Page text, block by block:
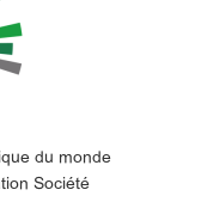
du monde
Société